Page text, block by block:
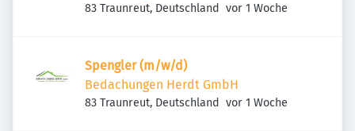
83 Traunreut, Deutschland Veröffentlicht
vor 1 Woche
Spengler (m/w/d)
Bedachungen Herdt GmbH
83 Traunreut, Deutschland Veröffentlicht
vor 1 Woche